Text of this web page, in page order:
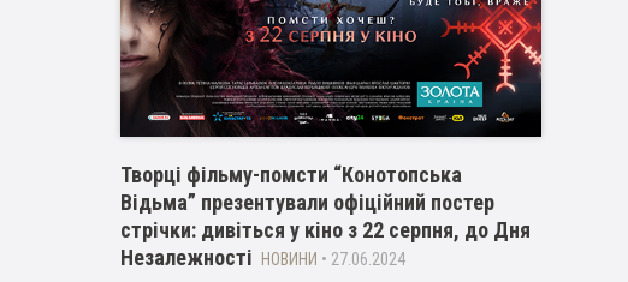
Творці фільму-помсти “Конотопська
Відьма” презентували офіційний постер
стрічки: дивіться у кіно з 22 серпня, до Дня
Незалежності
НОВИНИ • 27.06.2024